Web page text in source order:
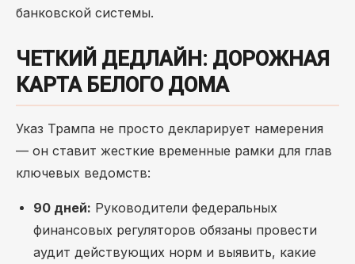
банковской системы.
ЧЕТКИЙ ДЕДЛАЙН: ДОРОЖНАЯ
КАРТА БЕЛОГО ДОМА
Указ Трампа не просто декларирует намерения
— он ставит жесткие временные рамки для глав
ключевых ведомств:
90 дней: Руководители федеральных
финансовых регуляторов обязаны провести
аудит действующих норм и выявить, какие